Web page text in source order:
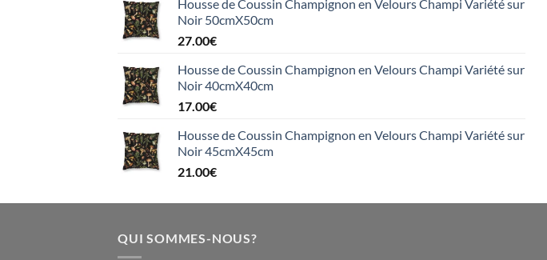
Housse de Coussin Champignon en Velours Champi Variété sur
Noir 50cmX50cm
27.00€
Housse de Coussin Champignon en Velours Champi Variété sur
Noir 40cmX40cm
17.00€
Housse de Coussin Champignon en Velours Champi Variété sur
Noir 45cmX45cm
21.00€
QUI SOMMES-NOUS?